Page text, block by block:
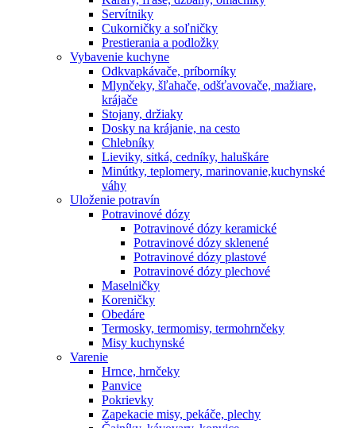
Servítniky
Cukorničky a soľničky
Prestierania a podložky
Vybavenie kuchyne
Odkvapkávače, príborníky
Mlynčeky, šľahače, odšťavovače, mažiare,
krájače
Stojany, držiaky
Dosky na krájanie, na cesto
Chlebníky
Lieviky, sitká, cedníky, haluškáre
Minútky, teplomery, marinovanie,kuchynské
váhy
Uloženie potravín
Potravinové dózy
Potravinové dózy keramické
Potravinové dózy sklenené
Potravinové dózy plastové
Potravinové dózy plechové
Maselničky
Koreničky
Obedáre
Termosky, termomisy, termohrnčeky
Misy kuchynské
Varenie
Hrnce, hrnčeky
Panvice
Pokrievky
Zapekacie misy, pekáče, plechy